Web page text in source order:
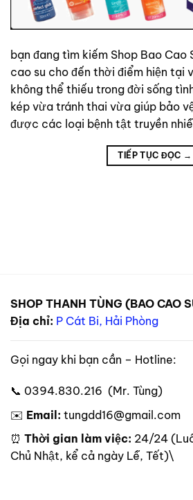
bạn đang tìm kiếm Shop Bao Cao
cao su cho đến thời điểm hiện tại
không thể thiếu trong đời sống
kép vừa tránh thai vừa giúp bảo
được các loại bệnh tật truyền
TIẾP TỤC ĐỌC →
SHOP THANH TÙNG (BAO CAO
Địa chỉ: P Cát Bi, Hải Phòng
Gọi ngay khi bạn cần – Hotline:
📞 0394.830.216 (Mr. Tùng)
✉️ Email: tungdd16@gmail.com
⏰ Thời gian làm việc: 24/24
Chủ Nhật, kể cả ngày Lễ, Tết)\